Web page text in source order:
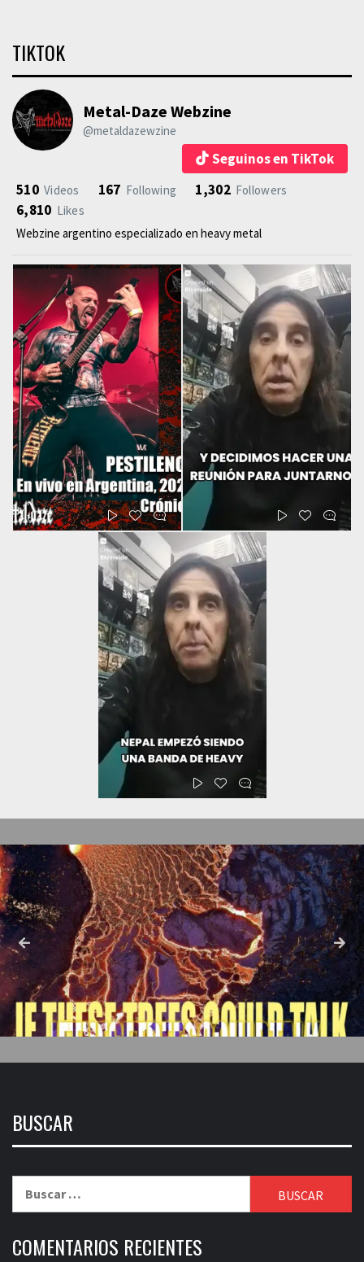
TIKTOK
Metal-Daze Webzine
@metaldazewzine
Seguinos en TikTok
510 Videos 167 Following 1,302 Followers
6,810 Likes
Webzine argentino especializado en heavy metal
BUSCAR
COMENTARIOS RECIENTES